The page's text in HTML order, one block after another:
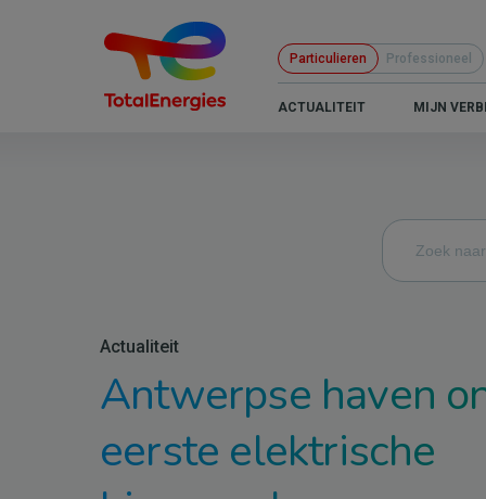
B2C
principale
ACTUALITEIT MIJN
Particulieren Professioneel
Actualiteit
Antwerpse haven
eerste elektrische